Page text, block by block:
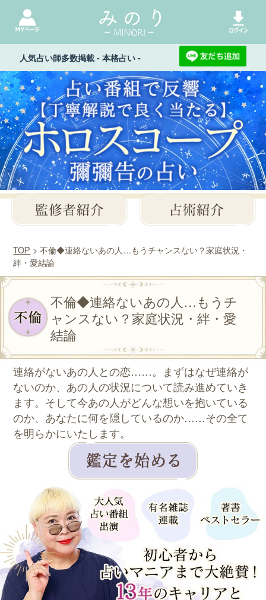
人気占い師多数掲載 - 本格占い -
TOP > 不倫◆連絡ないあの人…もうチャンスない？家庭状況・
絆・愛結論
不倫◆連絡ないあの人…もうチ
ャンスない？家庭状況・絆・愛
結論
連絡がないあの人との恋……。まずはなぜ連絡が
ないのか、あの人の状況について読み進めていき
ます。そして今あの人がどんな想いを抱いている
のか、あなたに何を隠しているのか……その全て
を明らかにいたします。